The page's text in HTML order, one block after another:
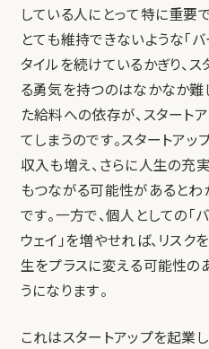
している人にとって特に重要
とても維持できないような「
タイルを続けているかぎり、
る勇気を持つのはなかなか難
た給料への依存が、スタート
てしまうのです。スタートア
収入も増え、さらに人生の充
もつながる可能性があるとわ
です。一方で、個人としての「
ウェイ」を増やせれば、リス
生をプラスに変える可能性の
うになります。
これはスタートアップを起業